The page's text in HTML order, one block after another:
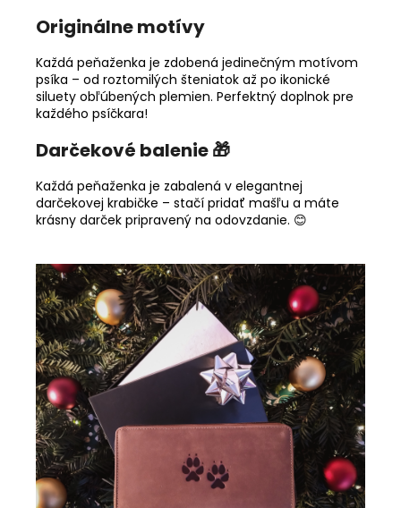
Originálne motívy
Každá peňaženka je zdobená jedinečným motívom
psíka – od roztomilých šteniatok až po ikonické
siluety obľúbených plemien. Perfektný doplnok pre
každého psíčkara!
Darčekové balenie 🎁
Každá peňaženka je zabalená v elegantnej
darčekovej krabičke – stačí pridať mašľu a máte
krásny darček pripravený na odovzdanie. 😊